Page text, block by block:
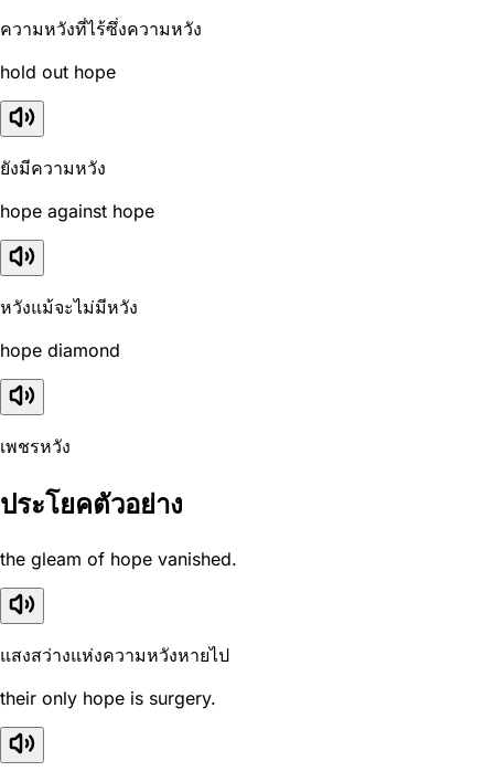
ความหวังที่ไร้ซึ่งความหวัง
hold out hope
ยังมีความหวัง
hope against hope
หวังแม้จะไม่มีหวัง
hope diamond
เพชรหวัง
ประโยคตัวอย่าง
the gleam of hope vanished.
แสงสว่างแห่งความหวังหายไป
their only hope is surgery.